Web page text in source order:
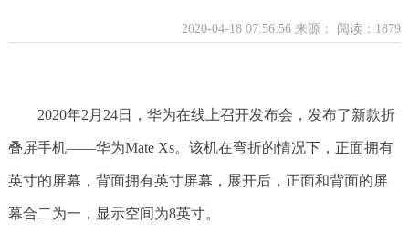
2020-04-18 07:56:56 来源： 阅读：1879
2020年2月24日，华为在线上召开发布会，发布了新款折
叠屏手机——华为Mate Xs。该机在弯折的情况下，正面拥有
英寸的屏幕，背面拥有英寸屏幕，展开后，正面和背面的屏
幕合二为一，显示空间为8英寸。